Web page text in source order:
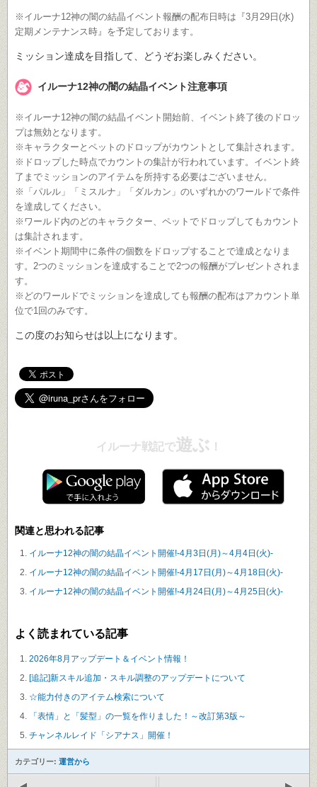
※イルーナ12神の闇の結晶イベント報酬の配布日時は『3月29日(水)
定期メンテナンス時』を予定しております。
ミッション達成を目指して、どうぞお楽しみください。
イルーナ12神の闇の結晶イベント注意事項
※イルーナ12神の闇の結晶イベント開始前、イベント終了後のドロッ
プは無効となります。
※キャラクターとペットのドロップがカウントとして集計されます。
※ドロップした時点でカウントの集計が行われています。イベント終
了までミッションのアイテムを所持する必要はございません。
※「パルル」「ミスルナ」「ダルカン」のいずれかのワールドで条件
を達成してください。
※ワールド内のどのキャラクター、ペットでドロップしてもカウント
は集計されます。
※イベント期間中に条件の個数をドロップすることで達成となりま
す。2つのミッションを達成することで2つの報酬がプレゼントされま
す。
※どのワールドでミッションを達成しても報酬の配布はアカウント単
位で1回のみです。
この度のお知らせは以上になります。
イルーナ戦記で遊ぶ ！
関連と思われる記事
イルーナ12神の闇の結晶イベント開催!-4月3日(月)～4月4日(火)-
イルーナ12神の闇の結晶イベント開催!-4月17日(月)～4月18日(火)-
イルーナ12神の闇の結晶イベント開催!-4月24日(月)～4月25日(火)-
よく読まれている記事
2026年8月アップデート＆イベント情報！
[追記]新スキル追加・スキル調整のアップデートについて
☆能力付きのアイテム検索について
「表情」と「髪型」の一覧を作りました！～改訂第3版～
チャンネルレイド「シアナス」開催！
カテゴリー: 運営から